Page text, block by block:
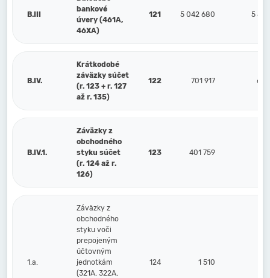
B.III
bankové
úvery (461A,
46XA)
121 5 042 680 5
B.IV.
Krátkodobé
záväzky súčet
(r. 123 + r. 127
až r. 135)
122 701 917
B.IV.1.
Záväzky z
obchodného
styku súčet
(r. 124 až r.
126)
123 401 759
1.a.
Záväzky z
obchodného
styku voči
prepojeným
účtovným
jednotkám
(321A, 322A,
124 1 510